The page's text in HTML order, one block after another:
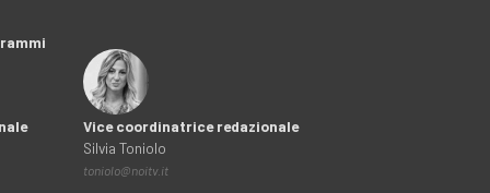
Vice coordinatrice redazionale
Silvia Toniolo
toniolo@noitv.it